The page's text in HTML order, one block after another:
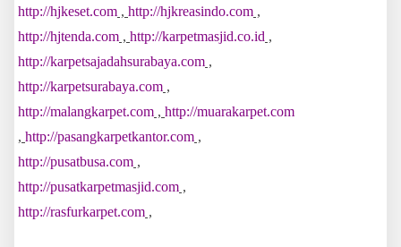
http://hjkeset.com , http://hjkreasindo.com ,
http://hjtenda.com , http://karpetmasjid.co.id ,
http://karpetsajadahsurabaya.com ,
http://karpetsurabaya.com ,
http://malangkarpet.com , http://muarakarpet.com
, http://pasangkarpetkantor.com ,
http://pusatbusa.com ,
http://pusatkarpetmasjid.com ,
http://rasfurkarpet.com ,